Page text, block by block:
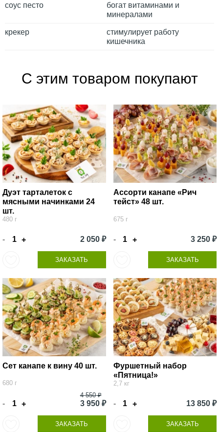
соус песто
богат витаминами и
минералами
крекер
стимулирует работу
кишечника
С этим товаром покупают
Дуэт тарталеток с
мясными начинками 24
шт.
480 г
- + 2 050 ₽
ЗАКАЗАТЬ
Ассорти канапе «Рич
тейст» 48 шт.
675 г
- + 3 250 ₽
ЗАКАЗАТЬ
Сет канапе к вину 40 шт.
680 г
- +
4 550 ₽
3 950 ₽
ЗАКАЗАТЬ
Фуршетный набор
«Пятница!»
2,7 кг
- + 13 850 ₽
ЗАКАЗАТЬ